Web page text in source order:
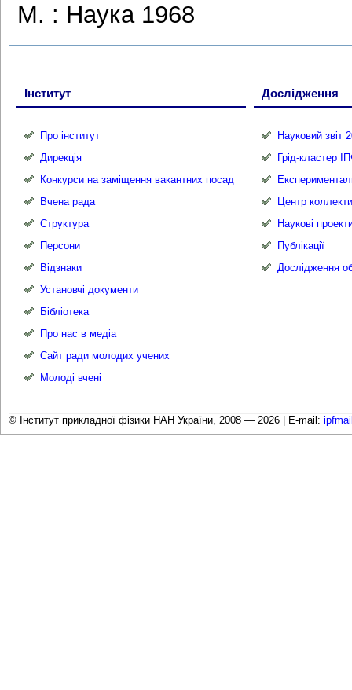
М. : Наука 1968
Інститут
Про інститут
Дирекція
Конкурси на заміщення вакантних посад
Вчена рада
Структура
Персони
Відзнаки
Установчі документи
Бібліотека
Про нас в медіа
Сайт ради молодих учених
Молоді вчені
Дослідження
Науковий звіт
Грід-кластер
Центр
Наукові
Публікації
Дослідження
© Інститут прикладної фізики НАН України, 2008 — 2026 | E-mail: